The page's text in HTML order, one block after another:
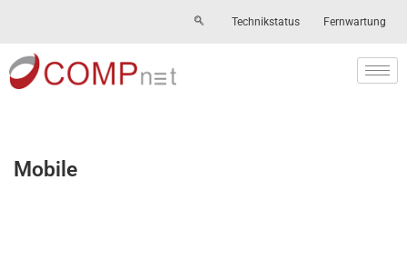
Skip
to
content
Technikstatus Fernwartung
Mobile